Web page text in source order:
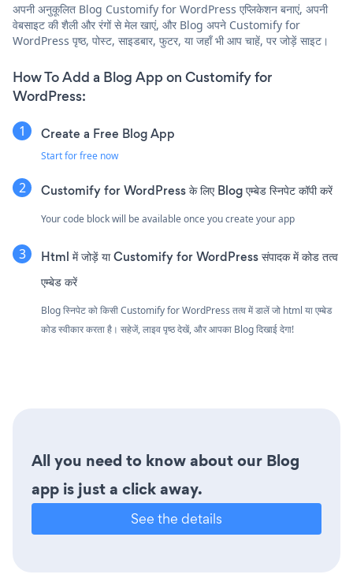
अपनी अनुकूलित Blog Customify for WordPress एप्लिकेशन बनाएं, अपनी
वेबसाइट की शैली और रंगों से मेल खाएं, और Blog अपने Customify for
WordPress पृष्ठ, पोस्ट, साइडबार, फुटर, या जहाँ भी आप चाहें, पर जोड़ें साइट।
How To Add a Blog App on Customify for
WordPress:
Create a Free Blog App
Start for free now
Customify for WordPress के लिए Blog एम्बेड स्निपेट कॉपी करें
Your code block will be available once you create your app
Html में जोड़ें या Customify for WordPress संपादक में कोड तत्व
एम्बेड करें
Blog स्निपेट को किसी Customify for WordPress तत्व में डालें जो html या एम्बेड
कोड स्वीकार करता है। सहेजें, लाइव पृष्ठ देखें, और आपका Blog दिखाई देगा!
All you need to know about our Blog
app is just a click away.
See the details